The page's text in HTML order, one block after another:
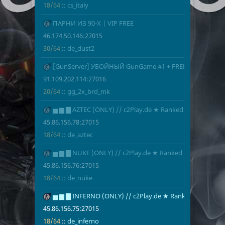
18/64 :: cs_italy
175ПАРНИ ИЗ 90-Х | VIP FREE
46.174.50.146:27015
30/64 :: de_dust2
176[GunServer] УБОЙНЫЙ GunGame #1 + FREE VIP
91.109.202.114:27016
20/64 :: gg_2x_brd_mk
177▅ ▆ ▇ AZTEC (ONLY) // c2Play.de ★ Ranked
45.86.156.78:27015
18/64 :: de_aztec
179▅ ▆ ▇ NUKE (ONLY) // c2Play.de ★ Ranked
45.86.156.76:27015
18/64 :: de_nuke
181▅ ▆ ▇ INFERNO (ONLY) // c2Play.de ★ Ranked
45.86.156.75:27015
18/64 :: de_inferno
18/64
de_inferno